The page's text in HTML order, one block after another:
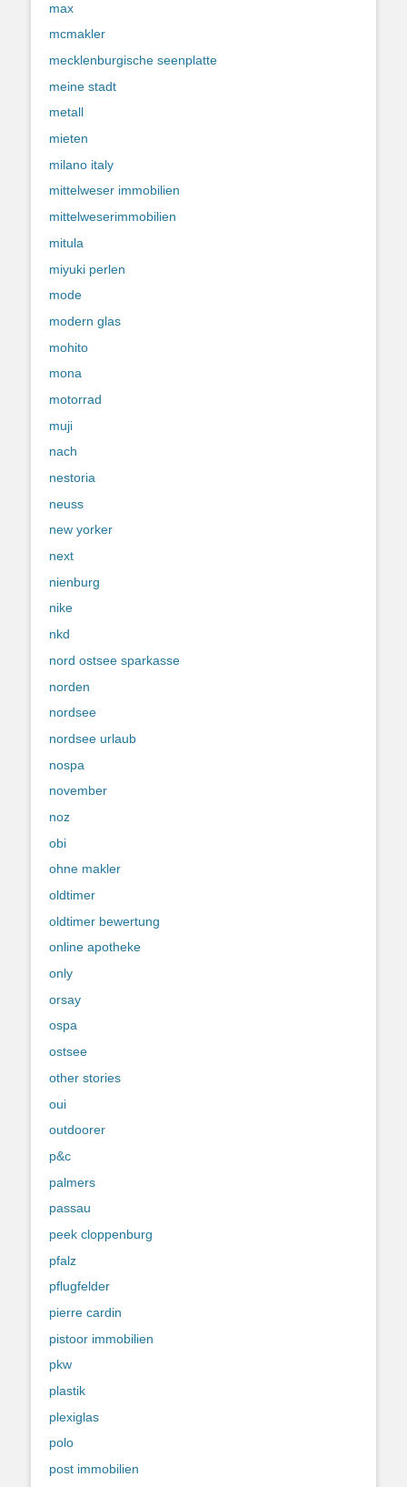
max
mcmakler
mecklenburgische seenplatte
meine stadt
metall
mieten
milano italy
mittelweser immobilien
mittelweserimmobilien
mitula
miyuki perlen
mode
modern glas
mohito
mona
motorrad
muji
nach
nestoria
neuss
new yorker
next
nienburg
nike
nkd
nord ostsee sparkasse
norden
nordsee
nordsee urlaub
nospa
november
noz
obi
ohne makler
oldtimer
oldtimer bewertung
online apotheke
only
orsay
ospa
ostsee
other stories
oui
outdoorer
p&c
palmers
passau
peek cloppenburg
pfalz
pflugfelder
pierre cardin
pistoor immobilien
pkw
plastik
plexiglas
polo
post immobilien